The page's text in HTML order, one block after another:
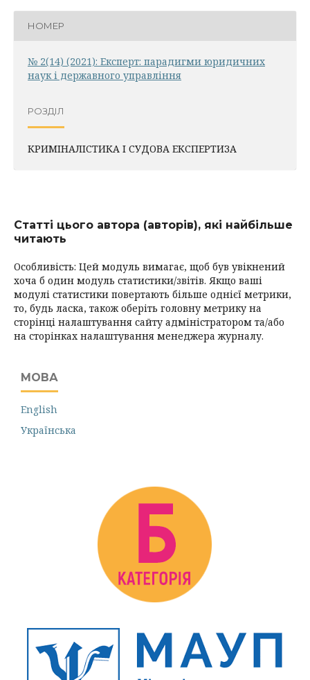
НОМЕР
№ 2(14) (2021): Експерт: парадигми юридичних
наук і державного управління
РОЗДІЛ
КРИМІНАЛІСТИКА І СУДОВА ЕКСПЕРТИЗА
Статті цього автора (авторів), які найбільше
читають
Особливість: Цей модуль вимагає, щоб був увікнений
хоча б один модуль статистики/звітів. Якщо ваші
модулі статистики повертають більше однієї метрики,
то, будь ласка, також оберіть головну метрику на
сторінці налаштування сайту адміністратором та/або
на сторінках налаштування менеджера журналу.
МОВА
English
Українська